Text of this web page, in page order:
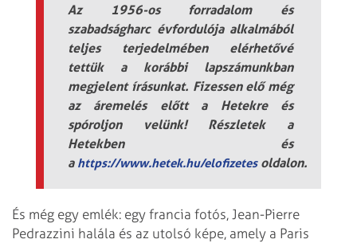
Az 1956-os forradalom és
szabadságharc évfordulója alkalmából
teljes terjedelmében elérhetővé
tettük a korábbi lapszámunkban
megjelent írásunkat. Fizessen elő még
az áremelés előtt a Hetekre és
spóroljon velünk! Részletek a
Hetekben és
a https://www.hetek.hu/elofizetesoldalon.
És még egy emlék: egy francia fotós, Jean-Pierre
Pedrazzini halála és az utolsó képe, amely a Paris